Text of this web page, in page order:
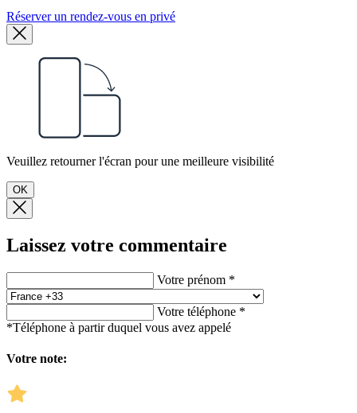
Réserver un rendez-vous en privé
Veuillez retourner l'écran pour une meilleure visibilité
OK
Laissez votre commentaire
Votre prénom *
Votre téléphone *
*Téléphone à partir duquel vous avez appelé
Votre note: